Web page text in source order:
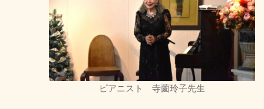
ピアニスト 寺薗玲子先生